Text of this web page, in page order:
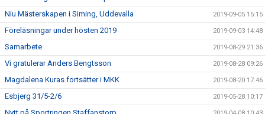
Niu Mästerskapen i Siming, Uddevalla 2019-09-05 15:15
Föreläsningar under hösten 2019 2019-09-03 14:48
Samarbete 2019-08-29 21:36
Vi gratulerar Anders Bengtsson 2019-08-28 09:26
Magdalena Kuras fortsätter i MKK 2019-08-20 17:46
Esbjerg 31/5-2/6 2019-05-28 10:17